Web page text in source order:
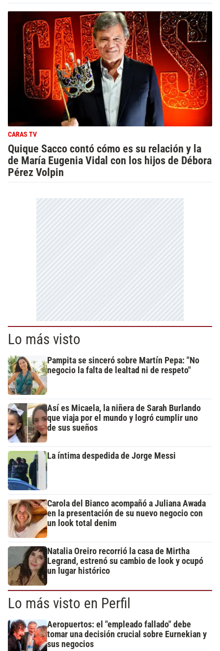
CARAS TV
Quique Sacco contó cómo es su relación y la
de María Eugenia Vidal con los hijos de Débora
Pérez Volpin
Lo más visto
Pampita se sinceró sobre Martín Pepa: "No
negocio la falta de lealtad ni de respeto"
Así es Micaela, la niñera de Sarah Burlando
que viaja por el mundo y logró cumplir uno
de sus sueños
La íntima despedida de Jorge Messi
Carola del Bianco acompañó a Juliana Awada
en la presentación de su nuevo negocio con
un look total denim
Natalia Oreiro recorrió la casa de Mirtha
Legrand, estrenó su cambio de look y ocupó
un lugar histórico
Lo más visto en Perfil
Aeropuertos: el "empleado fallado" debe
tomar una decisión crucial sobre Eurnekian y
sus negocios